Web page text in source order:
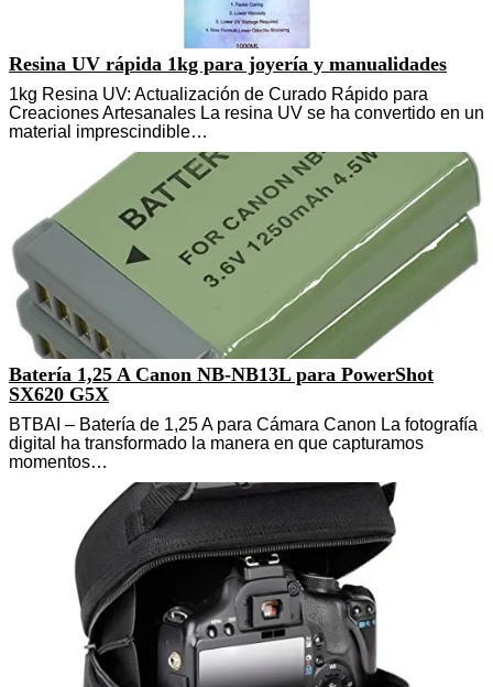
Resina UV rápida 1kg para joyería y manualidades
1kg Resina UV: Actualización de Curado Rápido para
Creaciones Artesanales La resina UV se ha convertido en un
material imprescindible…
Batería 1,25 A Canon NB-NB13L para PowerShot
SX620 G5X
BTBAI – Batería de 1,25 A para Cámara Canon La fotografía
digital ha transformado la manera en que capturamos
momentos…